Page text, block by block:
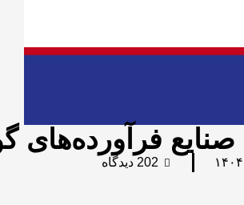
صنایع فرآورده‌های
202 دیدگاه